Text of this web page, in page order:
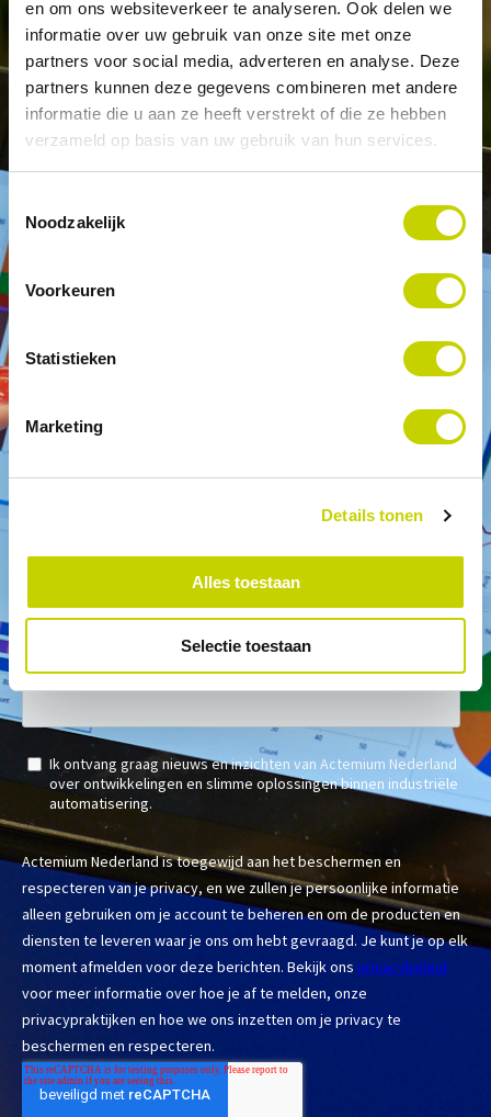
en om ons websiteverkeer te analyseren. Ook delen we
informatie over uw gebruik van onze site met onze
partners voor social media, adverteren en analyse. Deze
partners kunnen deze gegevens combineren met andere
informatie die u aan ze heeft verstrekt of die ze hebben
verzameld op basis van uw gebruik van hun services.
Noodzakelijk
Voorkeuren
Statistieken
Marketing
Details tonen
Alles toestaan
Selectie toestaan
Stel daarom hier je vraag. Of neemcontactop met
een van onze experts.